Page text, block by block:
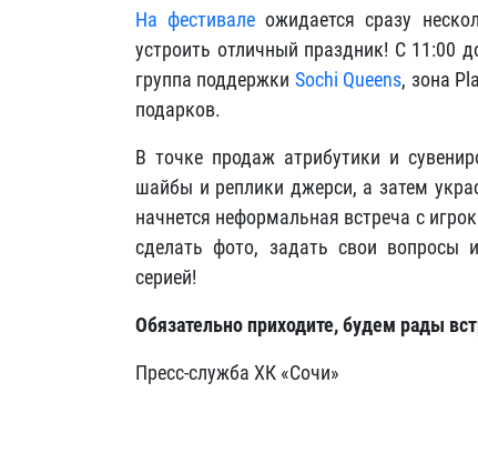
На фестивале ожидается сразу
устроить отличный праздник! С 11:00
группа поддержки Sochi Queens, зона
подарков.
В точке продаж атрибутики и
шайбы и реплики джерси, а затем
начнется неформальная встреча с
сделать фото, задать свои вопросы
серией!
Обязательно приходите, будем рады
Пресс-служба ХК «Сочи»